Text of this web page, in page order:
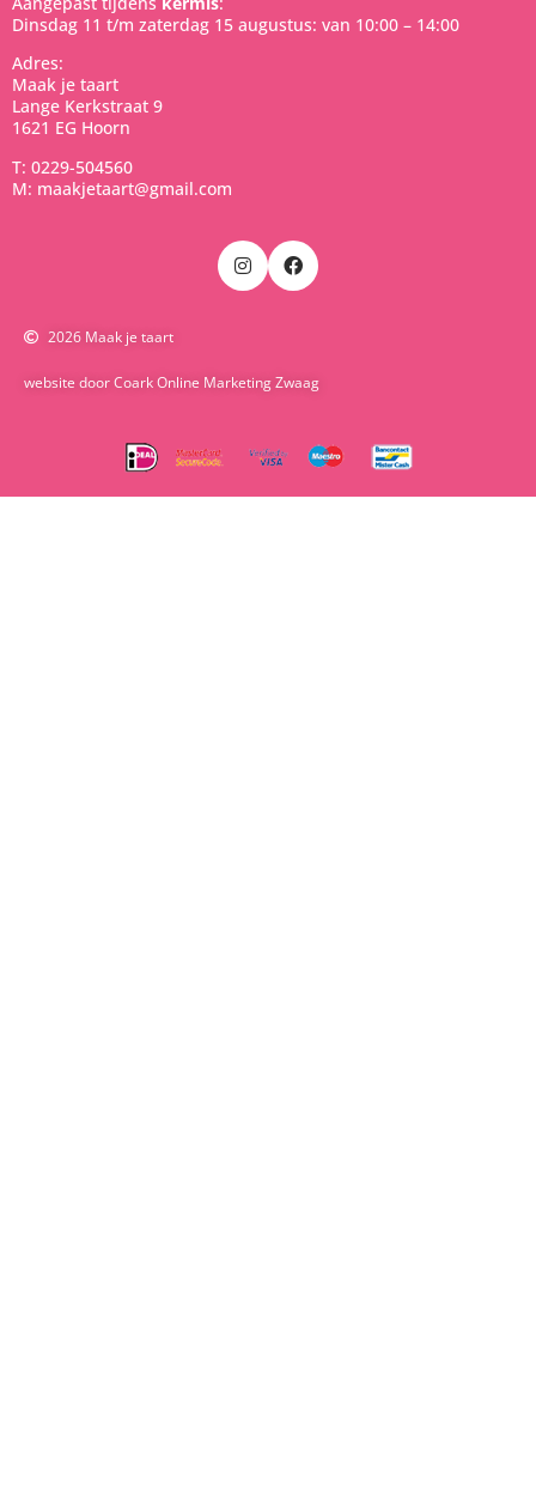
Dinsdag 11 t/m zaterdag 15 augustus: van 10:00 – 14:00
Adres:
Maak je taart
Lange Kerkstraat 9
1621 EG Hoorn
T: 0229-504560
M: maakjetaart@gmail.com
2026 Maak je taart
website door Coark Online Marketing Zwaag